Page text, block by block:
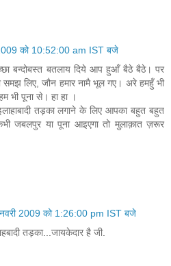
को 10:52:00 am IST बजे
बन्दोबस्त बतलाय दिये आप हुआँ बैठे बैठे। पर
लिए, जौन हमार नामै भूल गए। अरे हमहुँ भी
पूना से। हा हा ।
तड़का लगाने के लिए आपका बहुत बहुत
जबलपुर या पूना आइएगा तो मुलाक़ात ज़रूर
2009 को 1:26:00 pm IST बजे
तड़का...जायकेदार है जी.